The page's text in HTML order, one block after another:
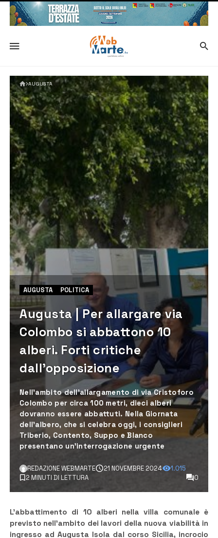
AUGUSTA
AUGUSTA POLITICA
Augusta | Per allargare via
Colombo si abbattono 10
alberi. Forti critiche
dall’opposizione
Nell’ambito dell'allargamento di via Cristoforo
Colombo per circa 100 metri, dieci alberi
dovranno essere abbattuti. Nella Giornata
dell’albero, che si celebra oggi, i consiglieri
Triberio, Contento, Suppo e Blanco
presentano un’interrogazione urgente
REDAZIONE WEBMARTE 21 NOVEMBRE 2024
1.015
2 MINUTI DI LETTURA
0
L’abbattimento di 10 alberi nella villa comunale è
previsto nell’ambito dei lavori della nuova viabilità in
ingresso ad Augusta Isola dal corso Sicilia, incrocio